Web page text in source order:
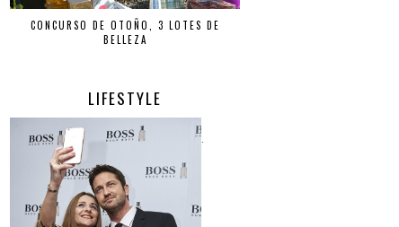
CONCURSO DE OTOÑO, 3 LOTES DE
BELLEZA
LIFESTYLE
.